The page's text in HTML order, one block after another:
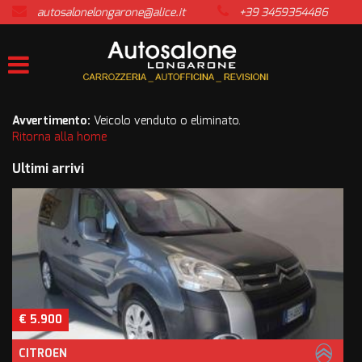
HOME
LISTA VEICOLI
ACQUISTIAMO USATO
ASSISTENZA
CONTATTI
NEWS
AREA COMMERCIANTI
autosalonelongarone@alice.it +39 3459354486
Avvertimento: Veicolo venduto o eliminato.
Ritorna alla home
Ultimi arrivi
€ 5.900
CITROEN